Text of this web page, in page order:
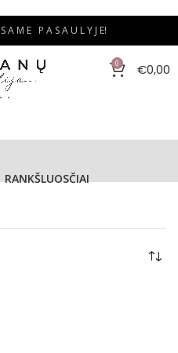
A M E P A S A U L Y J E!
0 €0,00
RANKŠLUOSČIAI